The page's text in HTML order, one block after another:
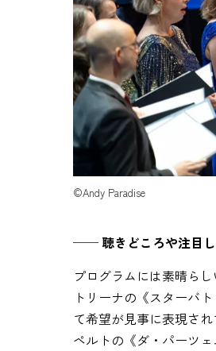
©Andy Paradise
── 聴きどころや注目し
プログラムには素晴ら
トリーナの《スターバ
て希望が見事に表現され
ペルトの《ダ・パーツ